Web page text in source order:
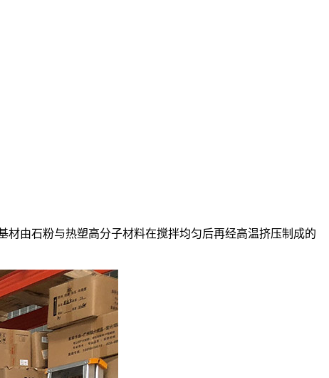
材由石粉与热塑高分子材料在搅拌均匀后再经高温挤压制成的